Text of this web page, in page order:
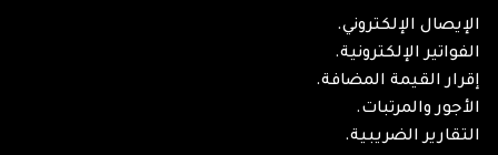
الإيصال الإلكتروني.
الفواتير الإلكترونية.
إقرار القيمة المضافة.
الأجور والمرتبات.
التقارير الضريبية.